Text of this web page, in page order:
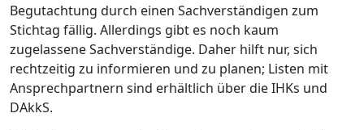
Begutachtung durch einen Sachverständigen zum
Stichtag fällig. Allerdings gibt es noch kaum
zugelassene Sachverständige. Daher hilft nur, sich
rechtzeitig zu informieren und zu planen; Listen mit
Ansprechpartnern sind erhältlich über die IHKs und
DAkkS.